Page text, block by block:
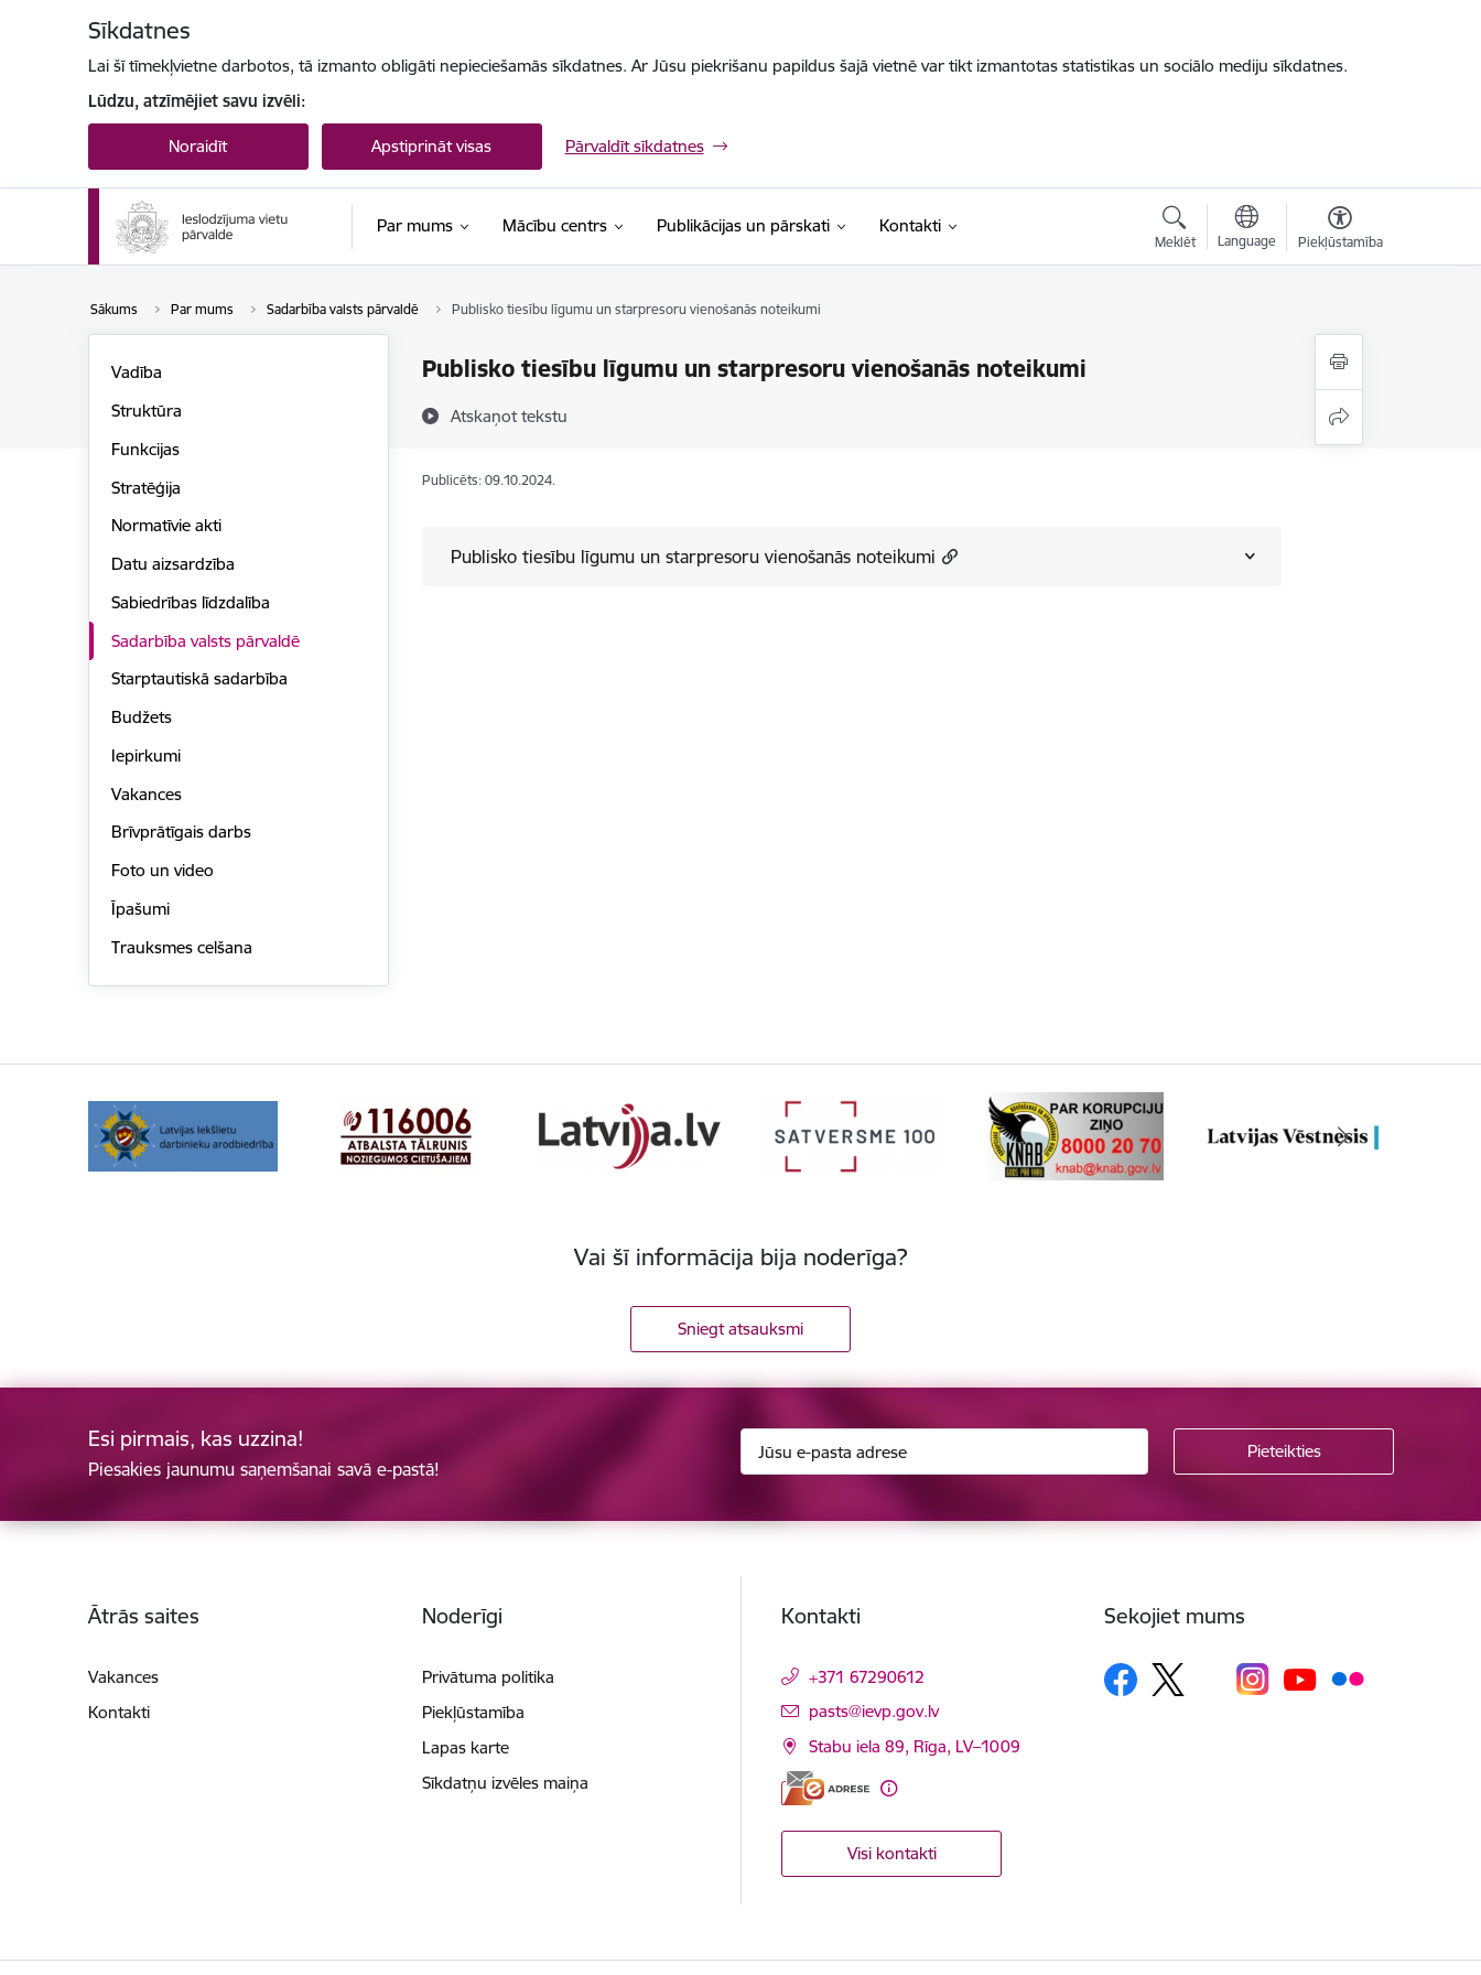
Sīkdatnes
Lai šī tīmekļvietne darbotos, tā izmanto obligāti nepieciešamās sīkdatnes. Ar Jūsu piekrišanu papildus šajā vietnē var tikt izmantotas statistikas un sociālo mediju sīkdatnes.
Lūdzu, atzīmējiet savu izvēli:
Noraidīt Apstiprināt visas Pārvaldīt sīkdatnes
Par mums Mācību centrs Publikācijas un pārskati Kontakti
Meklēt Language Piekļūstamība
Sākums Par mums Sadarbība valsts pārvaldē Publisko tiesību līgumu un starpresoru vienošanās noteikumi
Publisko tiesību līgumu un starpresoru vienošanās noteikumi
Atskaņot tekstu
Vadība
Struktūra
Funkcijas
Stratēģija
Normatīvie akti
Datu aizsardzība
Sabiedrības līdzdalība
Sadarbība valsts pārvaldē
Starptautiskā sadarbība
Budžets
Iepirkumi
Vakances
Brīvprātīgais darbs
Foto un video
Īpašumi
Trauksmes celšana
Publicēts: 09.10.2024.
Publisko tiesību līgumu un starpresoru vienošanās noteikumi
Vai šī informācija bija noderīga?
Sniegt atsauksmi
Esi pirmais, kas uzzina!
Piesakies jaunumu saņemšanai savā e-pastā!
Ātrās saites
Vakances
Kontakti
Noderīgi
Privātuma politika
Piekļūstamība
Lapas karte
Sīkdatņu izvēles maiņa
Kontakti
+371 67290612
E-pasts:
pasts@ievp.gov.lv
Stabu iela 89, Rīga, LV–1009
Visi kontakti
Sekojiet mums